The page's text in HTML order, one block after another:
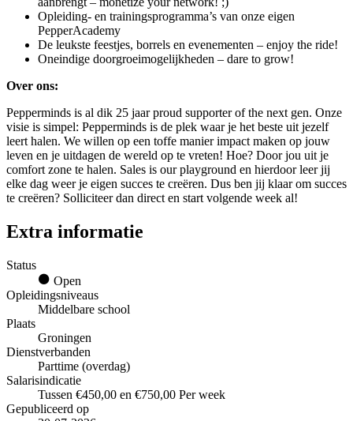
Opleiding- en trainingsprogramma’s van onze eigen
PepperAcademy
De leukste feestjes, borrels en evenementen – enjoy the ride!
Oneindige doorgroeimogelijkheden – dare to grow!
Over ons:
Pepperminds is al dik 25 jaar proud supporter of the next gen. Onze
visie is simpel: Pepperminds is de plek waar je het beste uit jezelf
leert halen. We willen op een toffe manier impact maken op jouw
leven en je uitdagen de wereld op te vreten! Hoe? Door jou uit je
comfort zone te halen. Sales is our playground en hierdoor leer jij
elke dag weer je eigen succes te creëren. Dus ben jij klaar om succes
te creëren? Solliciteer dan direct en start volgende week al!
Extra informatie
Status
Open
Opleidingsniveaus
Middelbare school
Plaats
Groningen
Dienstverbanden
Parttime (overdag)
Salarisindicatie
Tussen €450,00 en €750,00 Per week
Gepubliceerd op